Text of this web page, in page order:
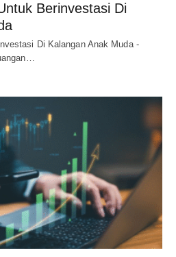
Berinvestasi Di
Di Kalangan Anak Muda -